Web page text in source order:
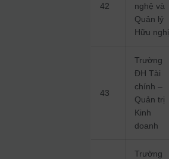
42
nghệ và
Quản lý
Hữu nghị
43
Trường
ĐH Tài
chính –
Quản trị
Kinh
doanh
Trường